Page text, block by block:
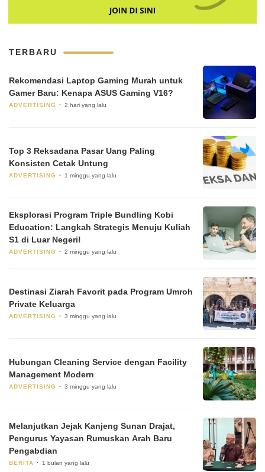
TERBARU
Rekomendasi Laptop Gaming Murah untuk
Gamer Baru: Kenapa ASUS Gaming V16?
ADVERTISING 2 hari yang lalu
Top 3 Reksadana Pasar Uang Paling
Konsisten Cetak Untung
ADVERTISING 1 minggu yang lalu
Eksplorasi Program Triple Bundling Kobi
Education: Langkah Strategis Menuju Kuliah
S1 di Luar Negeri!
ADVERTISING 2 minggu yang lalu
Destinasi Ziarah Favorit pada Program Umroh
Private Keluarga
ADVERTISING 3 minggu yang lalu
Hubungan Cleaning Service dengan Facility
Management Modern
ADVERTISING 3 minggu yang lalu
Melanjutkan Jejak Kanjeng Sunan Drajat,
Pengurus Yayasan Rumuskan Arah Baru
Pengabdian
BERITA 1 bulan yang lalu